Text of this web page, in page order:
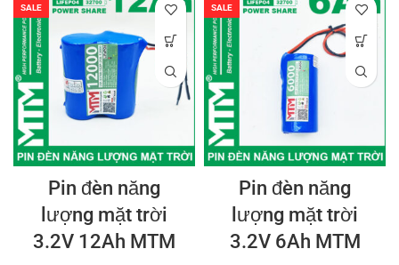
SALE
Pin đèn năng
lượng mặt trời
3.2V 12Ah MTM
SALE
Pin đèn năng
lượng mặt trời
3.2V 6Ah MTM